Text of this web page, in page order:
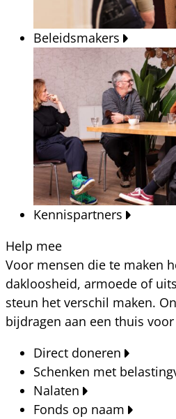
Beleidsmakers
Kennispartners
Help mee
Voor mensen die te maken
dakloosheid, armoede of
steun het verschil maken.
bijdragen aan een thuis
Direct doneren
Schenken met
Nalaten
Fonds op naam